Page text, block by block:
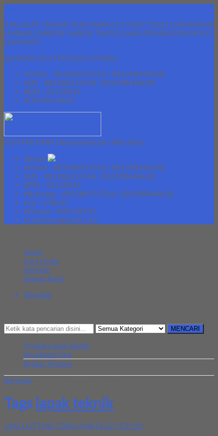
JUAL ALAT TEKNIK TERUTAMA CUTTING TOOLS | MENERIMA
LIMBAH CARBIDE HARGA TINGGI | JASA PEMBUATAN MOLD
DAN PART
jam 08.00 s/d 17.00 Senin s/d Sabtu
Hotline - 081286555764 / 081298444638
SMS - 081286555764 / 081298444638
BBM - 5E52E815
KONTAK KAMI
KONTAK KAMI | Butuh bantuan? Klik disini!
Yahoo!
Hotline - 081286555764 / 081298444638
SMS - 081286555764 / 081298444638
BBM - 5E52E815
Whatsapp - 081286555764 / 081298444638
Line - LINEID
WeChat - WECHATID
pt.simultan@gmail.com
Home
Cara Order
Katalog
Alamat Kami
Beranda
MENCARI
Produk Lapak Teknik
Uncategorized
Artikel Terbaru
Beranda
Tags lapak teknik
LINZ CUTTING TORCH MATA LZ-TCZ210